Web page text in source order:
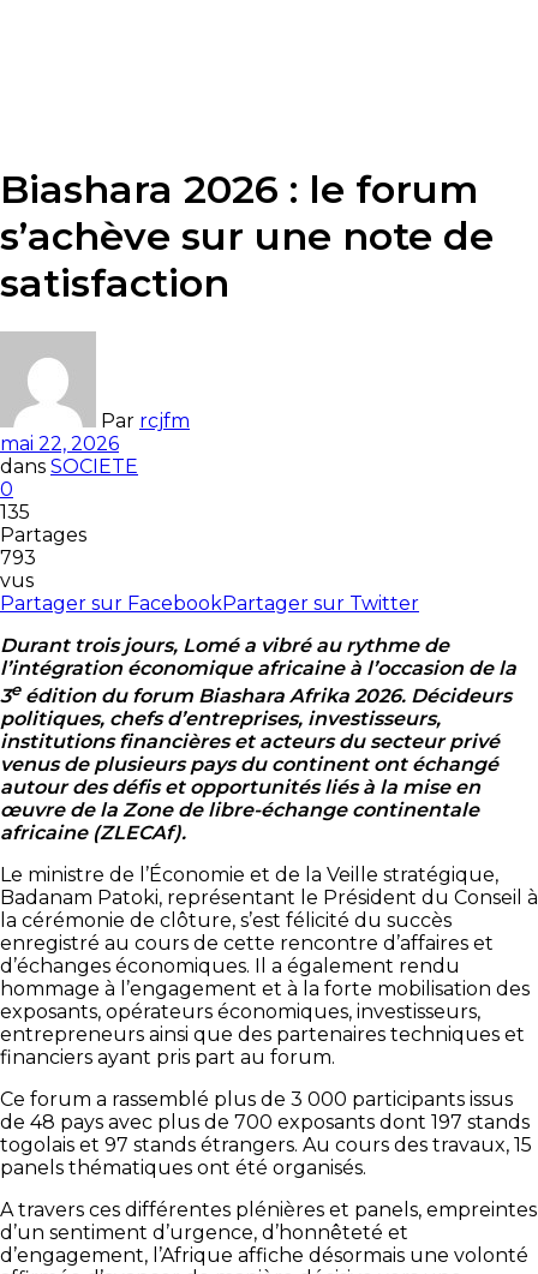
Biashara 2026 : le forum
s’achève sur une note de
satisfaction
Par rcjfm
mai 22, 2026
dans SOCIETE
0
135
Partages
793
vus
Partager sur FacebookPartager sur Twitter
Durant trois jours, Lomé a vibré au rythme de
l’intégration économique africaine à l’occasion de la
3eédition du forum Biashara Afrika 2026. Décideurs
politiques, chefs d’entreprises, investisseurs,
institutions financières et acteurs du secteur privé
venus de plusieurs pays du continent ont échangé
autour des défis et opportunités liés à la mise en
œuvre de la Zone de libre-échange continentale
africaine (ZLECAf).
Le ministre de l’Économie et de la Veille stratégique,
Badanam Patoki, représentant le Président du Conseil à
la cérémonie de clôture, s’est félicité du succès
enregistré au cours de cette rencontre d’affaires et
d’échanges économiques. Il a également rendu
hommage à l’engagement et à la forte mobilisation des
exposants, opérateurs économiques, investisseurs,
entrepreneurs ainsi que des partenaires techniques et
financiers ayant pris part au forum.
Ce forum a rassemblé plus de 3 000 participants issus
de 48 pays avec plus de 700 exposants dont 197 stands
togolais et 97 stands étrangers. Au cours des travaux, 15
panels thématiques ont été organisés.
A travers ces différentes plénières et panels, empreintes
d’un sentiment d’urgence, d’honnêteté et
d’engagement, l’Afrique affiche désormais une volonté